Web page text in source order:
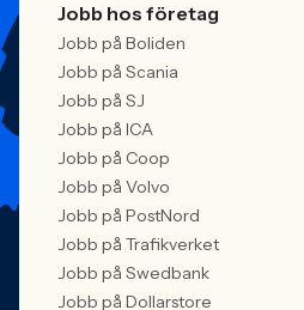
Jobb hos företag
Jobb på Boliden
Jobb på Scania
Jobb på SJ
Jobb på ICA
Jobb på Coop
Jobb på Volvo
Jobb på PostNord
Jobb på Trafikverket
Jobb på Swedbank
Jobb på Dollarstore